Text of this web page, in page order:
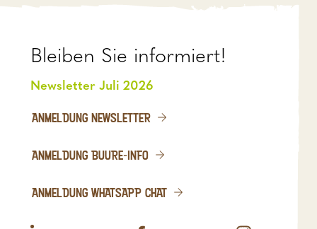
Bleiben Sie informiert!
Newsletter Juli 2026
ANMELDUNG NEWSLETTER
ANMELDUNG BUURE-INFO
ANMELDUNG WHATSAPP CHAT